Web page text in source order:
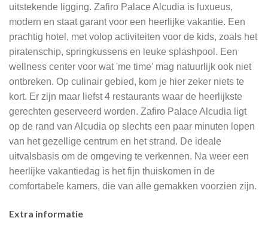
uitstekende ligging. Zafiro Palace Alcudia is luxueus,
modern en staat garant voor een heerlijke vakantie. Een
prachtig hotel, met volop activiteiten voor de kids, zoals het
piratenschip, springkussens en leuke splashpool. Een
wellness center voor wat 'me time' mag natuurlijk ook niet
ontbreken. Op culinair gebied, kom je hier zeker niets te
kort. Er zijn maar liefst 4 restaurants waar de heerlijkste
gerechten geserveerd worden. Zafiro Palace Alcudia ligt
op de rand van Alcudia op slechts een paar minuten lopen
van het gezellige centrum en het strand. De ideale
uitvalsbasis om de omgeving te verkennen. Na weer een
heerlijke vakantiedag is het fijn thuiskomen in de
comfortabele kamers, die van alle gemakken voorzien zijn.
Extra informatie